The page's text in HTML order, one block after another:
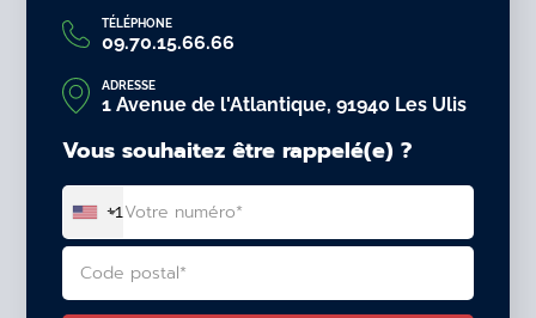
TÉLÉPHONE
09.70.15.66.66
ADRESSE
1 Avenue de l'Atlantique, 91940 Les Ulis
Vous souhaitez être rappelé(e) ?
+1